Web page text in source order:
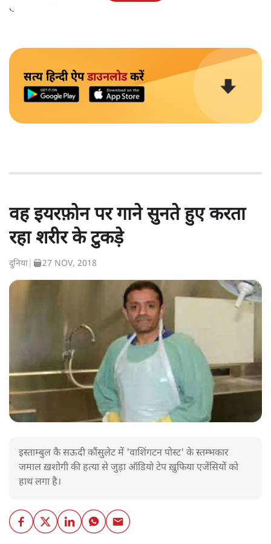
तूल पकड़ लिया।
सत्य हिन्दी ऐपडाउनलोडकरें
वह इयरफ़ोन पर गाने सुनते हुए करता
रहा शरीर के टुकड़े
दुनिया 27 NOV, 2018
इस्ताम्बुल कै सऊदी कौंसुलेट में 'वाशिंगटन पोस्ट' के स्तम्भकार
जमाल ख़शोगी की हत्या से जुड़ा ऑडियो टेप ख़ुफिया एजेंसियों को
हाथ लगा है।